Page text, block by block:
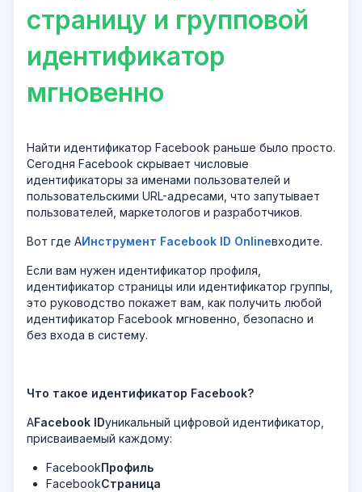
страницу и групповой
идентификатор
мгновенно
Найти идентификатор Facebook раньше было просто.
Сегодня Facebook скрывает числовые
идентификаторы за именами пользователей и
пользовательскими URL-адресами, что запутывает
пользователей, маркетологов и разработчиков.
Вот где AИнструмент Facebook ID Onlineвходите.
Если вам нужен идентификатор профиля,
идентификатор страницы или идентификатор группы,
это руководство покажет вам, как получить любой
идентификатор Facebook мгновенно, безопасно и
без входа в систему.
Что такое идентификатор Facebook?
АFacebook IDуникальный цифровой идентификатор,
присваиваемый каждому:
FacebookПрофиль
FacebookСтраница